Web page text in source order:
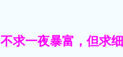
不求一夜暴富，但求